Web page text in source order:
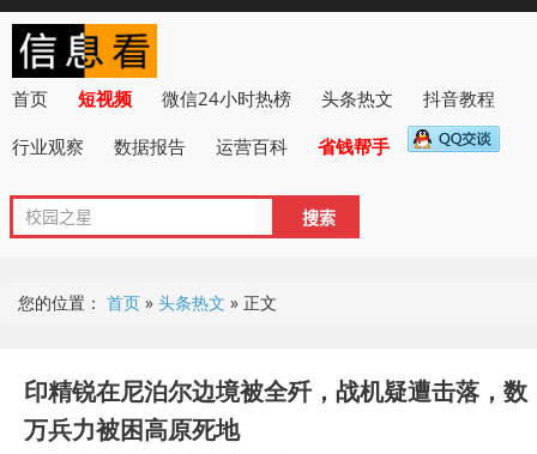
首页 短视频 微信24小时热榜 头条热文
抖音教程
行业观察
数据报告 运营百科 省钱帮手
您的位置： 首页 » 头条热文 » 正文
印精锐在尼泊尔边境被全歼，战机疑遭击落，数
万兵力被困高原死地